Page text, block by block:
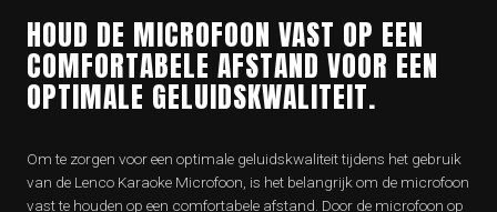
HOUD DE MICROFOON VAST OP EEN
COMFORTABELE AFSTAND VOOR EEN
OPTIMALE GELUIDSKWALITEIT.
Om te zorgen voor een optimale geluidskwaliteit tijdens het gebruik
van de Lenco Karaoke Microfoon, is het belangrijk om de microfoon
vast te houden op een comfortabele afstand. Door de microfoon op